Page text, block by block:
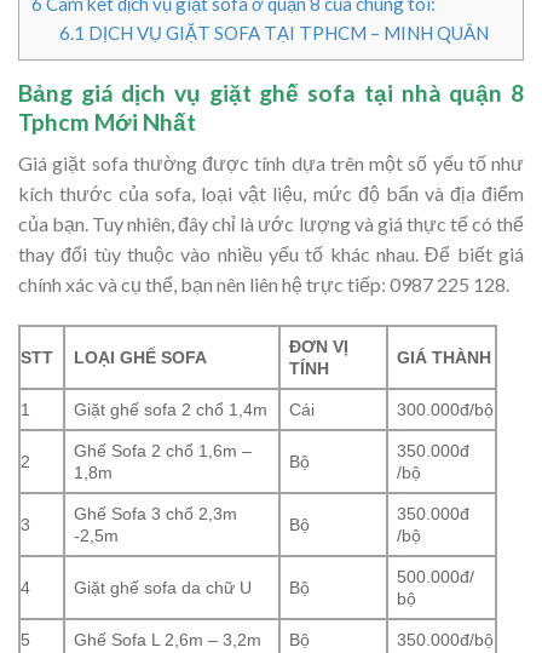
6.1 DỊCH VỤ GIẶT SOFA TẠI TPHCM – MINH QUÂN
Bảng giá dịch vụ giặt ghế sofa tại nhà quận 8
Tphcm Mới Nhất
Giá giặt sofa thường được tính dựa trên một số yếu tố như
kích thước của sofa, loại vật liệu, mức độ bẩn và địa điểm
của bạn. Tuy nhiên, đây chỉ là ước lượng và giá thực tế có thể
thay đổi tùy thuộc vào nhiều yếu tố khác nhau. Để biết giá
chính xác và cụ thể, bạn nên liên hệ trực tiếp: 0987 225 128.
STT LOẠI GHẾ SOFA
ĐƠN VỊ
TÍNH
GIÁ THÀNH
1 Giặt ghế sofa 2 chổ 1,4m Cái 300.000đ/bộ
2
Ghế Sofa 2 chổ 1,6m –
1,8m
Bộ
350.000đ
/bộ
3
Ghế Sofa 3 chổ 2,3m
-2,5m
Bộ
350.000đ
/bộ
4 Giặt ghế sofa da chữ U Bộ
500.000đ/
bộ
5 Ghế Sofa L 2,6m – 3,2m Bộ 350.000đ/bộ